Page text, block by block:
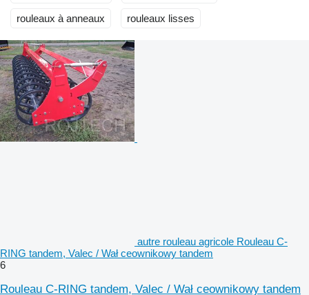
rouleaux à anneaux rouleaux lisses
autre rouleau agricole Rouleau C-
RING tandem, Valec / Wał ceownikowy tandem
6
Rouleau C-RING tandem, Valec / Wał ceownikowy tandem